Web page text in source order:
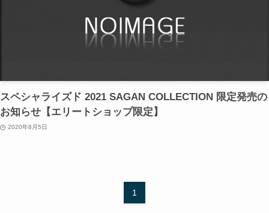
スペシャライズド 2021 SAGAN COLLECTION 限定発売の
お知らせ【エリートショップ限定】
2020年8月5日
1